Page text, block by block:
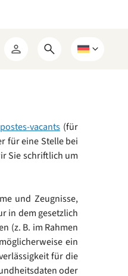
Mein
Suchformular
Wählen
vacants(für
für eine Stelle bei
Sie schriftlich um
und Zeugnisse,
in dem gesetzlich
(z. B. im Rahmen
ein
für die
oder